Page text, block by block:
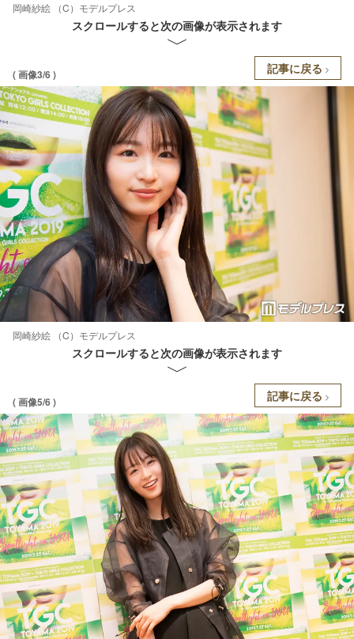
岡崎紗絵 （C）モデルプレス
スクロールすると次の画像が表示されます
( 画像3/6 ) 記事に戻る
岡崎紗絵 （C）モデルプレス
スクロールすると次の画像が表示されます
( 画像5/6 ) 記事に戻る